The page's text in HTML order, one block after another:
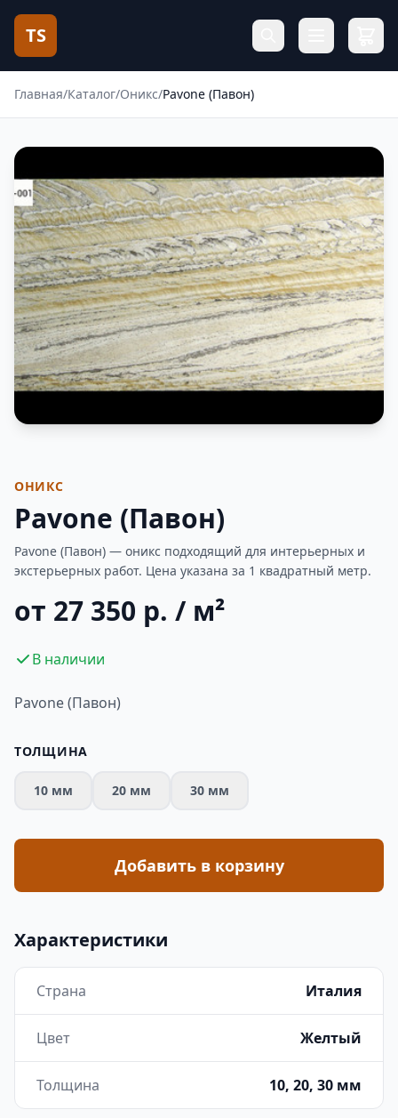
TS
Главная/Каталог/Оникс/Pavone (Павон)
ОНИКС
Pavone (Павон)
Pavone (Павон) — оникс подходящий для интерьерных и
экстерьерных работ. Цена указана за 1 квадратный метр.
от 27 350 р. / м²
В наличии
Pavone (Павон)
ТОЛЩИНА
10 мм 20 мм 30 мм
Добавить в корзину
Характеристики
Страна Италия
Цвет Желтый
Толщина 10, 20, 30 мм